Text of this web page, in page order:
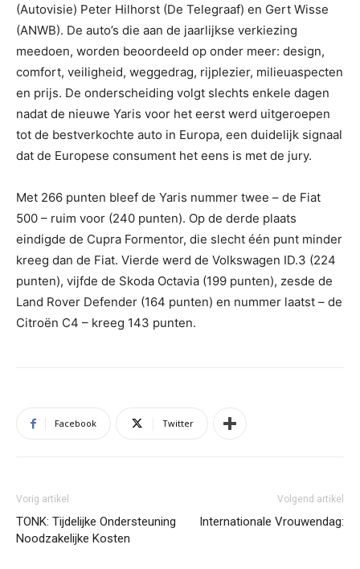
(Autovisie) Peter Hilhorst (De Telegraaf) en Gert Wisse
(ANWB). De auto’s die aan de jaarlijkse verkiezing
meedoen, worden beoordeeld op onder meer: design,
comfort, veiligheid, weggedrag, rijplezier, milieuaspecten
en prijs. De onderscheiding volgt slechts enkele dagen
nadat de nieuwe Yaris voor het eerst werd uitgeroepen
tot de bestverkochte auto in Europa, een duidelijk signaal
dat de Europese consument het eens is met de jury.
Met 266 punten bleef de Yaris nummer twee – de Fiat
500 – ruim voor (240 punten). Op de derde plaats
eindigde de Cupra Formentor, die slecht één punt minder
kreeg dan de Fiat. Vierde werd de Volkswagen ID.3 (224
punten), vijfde de Skoda Octavia (199 punten), zesde de
Land Rover Defender (164 punten) en nummer laatst – de
Citroën C4 – kreeg 143 punten.
Facebook Twitter
Vorig artikel
TONK: Tijdelijke Ondersteuning
Noodzakelijke Kosten
Volgend artikel
Internationale Vrouwendag: